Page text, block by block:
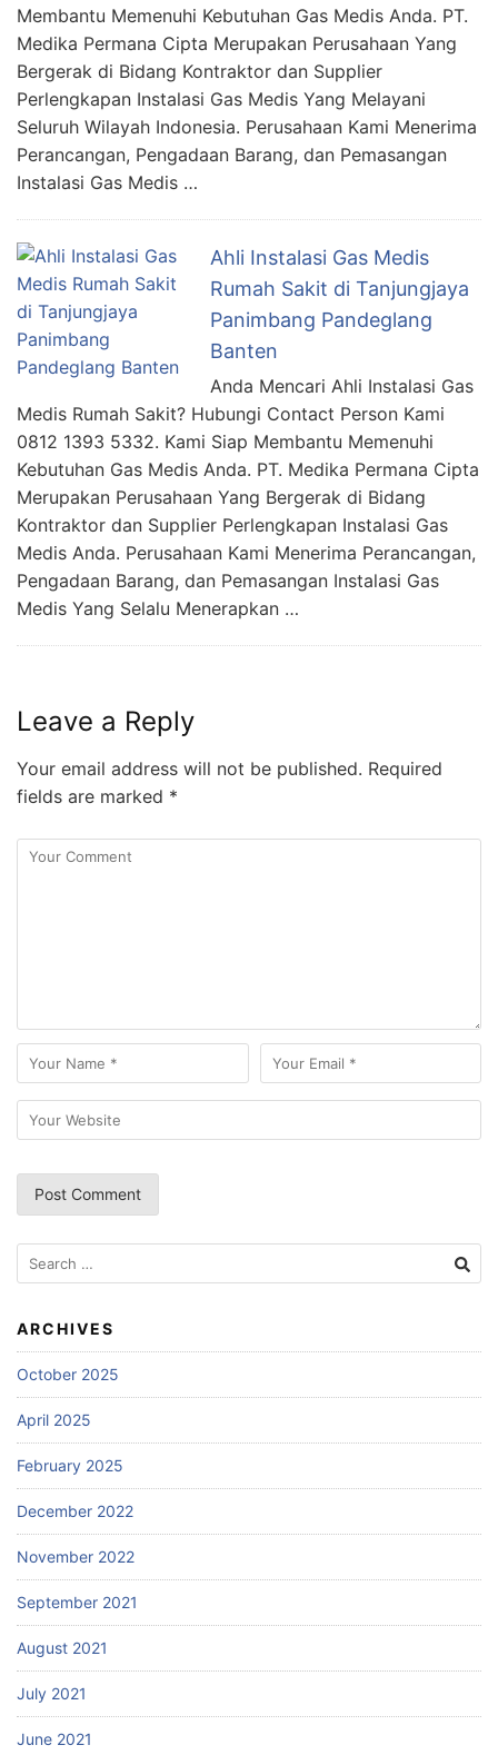
Membantu Memenuhi Kebutuhan Gas Medis Anda. PT.
Medika Permana Cipta Merupakan Perusahaan Yang
Bergerak di Bidang Kontraktor dan Supplier
Perlengkapan Instalasi Gas Medis Yang Melayani
Seluruh Wilayah Indonesia. Perusahaan Kami Menerima
Perancangan, Pengadaan Barang, dan Pemasangan
Instalasi Gas Medis …
Ahli Instalasi Gas Medis
Rumah Sakit di Tanjungjaya
Panimbang Pandeglang
Banten
Anda Mencari Ahli Instalasi Gas
Medis Rumah Sakit? Hubungi Contact Person Kami
0812 1393 5332. Kami Siap Membantu Memenuhi
Kebutuhan Gas Medis Anda. PT. Medika Permana Cipta
Merupakan Perusahaan Yang Bergerak di Bidang
Kontraktor dan Supplier Perlengkapan Instalasi Gas
Medis Anda. Perusahaan Kami Menerima Perancangan,
Pengadaan Barang, dan Pemasangan Instalasi Gas
Medis Yang Selalu Menerapkan …
Leave a Reply
Your email address will not be published. Required
fields are marked *
Search
for:
ARCHIVES
October 2025
April 2025
February 2025
December 2022
November 2022
September 2021
August 2021
July 2021
June 2021